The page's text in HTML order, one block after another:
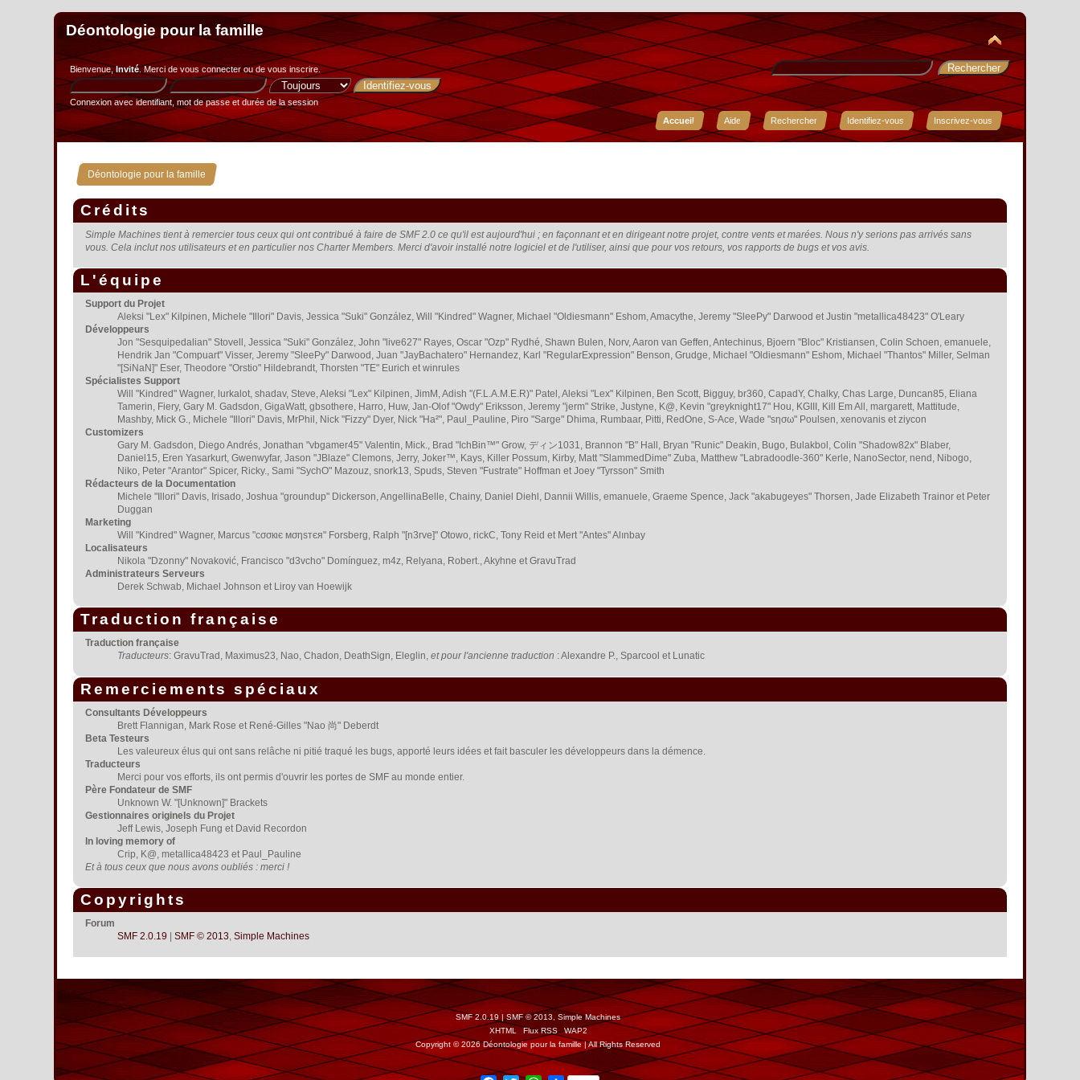
Déontologie pour la famille
Bienvenue,Invité. Merci devous connecterou devous inscrire.
Connexion avec identifiant, mot de passe et durée de la session
Accueil
Aide Rechercher Identifiez-vous Inscrivez-vous
Déontologie pour la famille
Crédits
Simple Machines tient à remercier tous ceux qui ont contribué à faire de SMF 2.0 ce qu'il est aujourd'hui ; en façonnant et en dirigeant notre projet, contre vents et marées. Nous n'y serions pas arrivés sans
vous. Cela inclut nos utilisateurs et en particulier nos Charter Members. Merci d'avoir installé notre logiciel et de l'utiliser, ainsi que pour vos retours, vos rapports de bugs et vos avis.
L'équipe
Support du Projet
Aleksi "Lex" Kilpinen, Michele "Illori" Davis, Jessica "Suki" González, Will "Kindred" Wagner, Michael "Oldiesmann" Eshom, Amacythe, Jeremy "SleePy" Darwood et Justin "metallica48423" O'Leary
Développeurs
Jon "Sesquipedalian" Stovell, Jessica "Suki" González, John "live627" Rayes, Oscar "Ozp" Rydhé, Shawn Bulen, Norv, Aaron van Geffen, Antechinus, Bjoern "Bloc" Kristiansen, Colin Schoen, emanuele,
Hendrik Jan "Compuart" Visser, Jeremy "SleePy" Darwood, Juan "JayBachatero" Hernandez, Karl "RegularExpression" Benson, Grudge, Michael "Oldiesmann" Eshom, Michael "Thantos" Miller, Selman
"[SiNaN]" Eser, Theodore "Orstio" Hildebrandt, Thorsten "TE" Eurich et winrules
Spécialistes Support
Will "Kindred" Wagner, lurkalot, shadav, Steve, Aleksi "Lex" Kilpinen, JimM, Adish "(F.L.A.M.E.R)" Patel, Aleksi "Lex" Kilpinen, Ben Scott, Bigguy, br360, CapadY, Chalky, Chas Large, Duncan85, Eliana
Tamerin, Fiery, Gary M. Gadsdon, GigaWatt, gbsothere, Harro, Huw, Jan-Olof "Owdy" Eriksson, Jeremy "jerm" Strike, Justyne, K@, Kevin "greyknight17" Hou, KGIII, Kill Em All, margarett, Mattitude,
Mashby, Mick G., Michele "Illori" Davis, MrPhil, Nick "Fizzy" Dyer, Nick "Ha²", Paul_Pauline, Piro "Sarge" Dhima, Rumbaar, Pitti, RedOne, S-Ace, Wade "sησω" Poulsen, xenovanis et ziycon
Customizers
Gary M. Gadsdon, Diego Andrés, Jonathan "vbgamer45" Valentin, Mick., Brad "IchBin™" Grow, ディン1031, Brannon "B" Hall, Bryan "Runic" Deakin, Bugo, Bulakbol, Colin "Shadow82x" Blaber,
Daniel15, Eren Yasarkurt, Gwenwyfar, Jason "JBlaze" Clemons, Jerry, Joker™, Kays, Killer Possum, Kirby, Matt "SlammedDime" Zuba, Matthew "Labradoodle-360" Kerle, NanoSector, nend, Nibogo,
Niko, Peter "Arantor" Spicer, Ricky., Sami "SychO" Mazouz, snork13, Spuds, Steven "Fustrate" Hoffman et Joey "Tyrsson" Smith
Rédacteurs de la Documentation
Michele "Illori" Davis, Irisado, Joshua "groundup" Dickerson, AngellinaBelle, Chainy, Daniel Diehl, Dannii Willis, emanuele, Graeme Spence, Jack "akabugeyes" Thorsen, Jade Elizabeth Trainor et Peter
Duggan
Marketing
Will "Kindred" Wagner, Marcus "cσσкιє мσηѕтєя" Forsberg, Ralph "[n3rve]" Otowo, rickC, Tony Reid et Mert "Antes" Alınbay
Localisateurs
Nikola "Dzonny" Novaković, Francisco "d3vcho" Domínguez, m4z, Relyana, Robert., Akyhne et GravuTrad
Administrateurs Serveurs
Derek Schwab, Michael Johnson et Liroy van Hoewijk
Traduction française
Traduction française
Traducteurs: GravuTrad, Maximus23, Nao, Chadon, DeathSign, Eleglin,et pour l'ancienne traduction : Alexandre P., Sparcool et Lunatic
Remerciements spéciaux
Consultants Développeurs
Brett Flannigan, Mark Rose et René-Gilles "Nao 尚" Deberdt
Beta Testeurs
Les valeureux élus qui ont sans relâche ni pitié traqué les bugs, apporté leurs idées et fait basculer les développeurs dans la démence.
Traducteurs
Merci pour vos efforts, ils ont permis d'ouvrir les portes de SMF au monde entier.
Père Fondateur de SMF
Unknown W. "[Unknown]" Brackets
Gestionnaires originels du Projet
Jeff Lewis, Joseph Fung et David Recordon
In loving memory of
Crip, K@, metallica48423 et Paul_Pauline
Et à tous ceux que nous avons oubliés : merci !
Copyrights
Forum
SMF 2.0.19 |SMF © 2013,Simple Machines
SMF 2.0.19 | SMF © 2013
Simple Machines
XHTML
Flux RSS
WAP2
Copyright © 2026 Déontologie pour la famille | All Rights Reserved